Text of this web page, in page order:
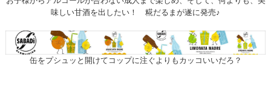
味しい甘酒を出したい！ 糀だるまが遂に発売♪
缶をプシュッと開けてコップに注ぐよりもカッコいいだろ？